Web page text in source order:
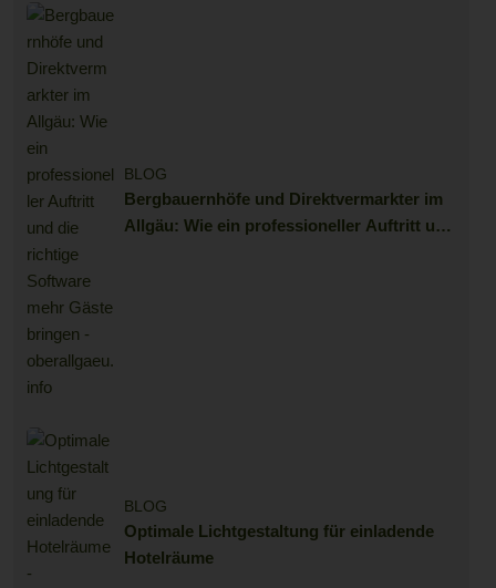
BLOG
Bergbauernhöfe und Direktvermarkter im
Allgäu: Wie ein professioneller Auftritt und
BLOG
Optimale Lichtgestaltung für einladende
Hotelräume